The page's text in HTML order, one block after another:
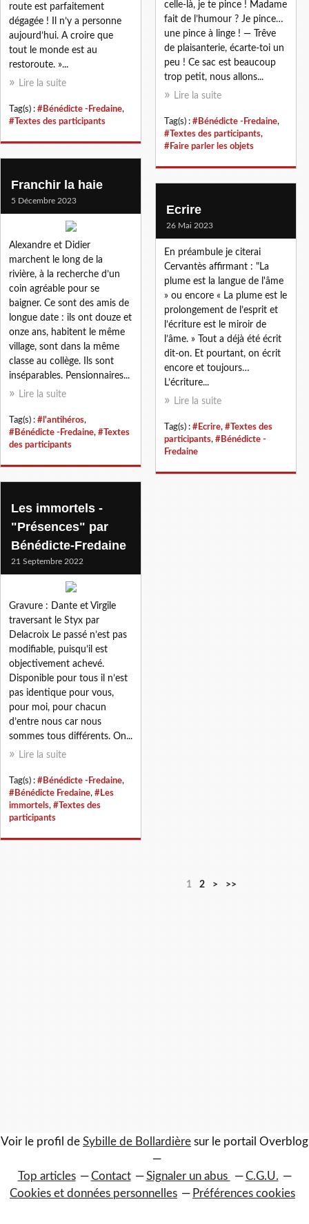
route est parfaitement
dégagée ! Il n’y a personne
aujourd’hui. A croire que
tout le monde est au
restoroute. »...
Lire la suite
Tag(s) : #Bénédicte -Fredaine,
#Textes des participants
celle-là, je te pince ! Madame
fait de l’humour ? Je pince…
une pince à linge ! — Trêve
de plaisanterie, écarte-toi un
peu ! Ce sac est beaucoup
trop petit, nous allons...
Lire la suite
Tag(s) : #Bénédicte -Fredaine,
#Textes des participants,
#Faire parler les objets
Franchir la haie
5 Décembre 2023
Alexandre et Didier
marchent le long de la
rivière, à la recherche d’un
coin agréable pour se
baigner. Ce sont des amis de
longue date : ils ont douze et
onze ans, habitent le même
village, sont dans la même
classe au collège. Ils sont
inséparables. Pensionnaires...
Lire la suite
Tag(s) : #l'antihéros,
#Bénédicte -Fredaine, #Textes
des participants
Ecrire
26 Mai 2023
En préambule je citerai
Cervantès affirmant : "La
plume est la langue de l'âme
» ou encore « La plume est le
prolongement de l’esprit et
l’écriture est le miroir de
l’âme. » Tout a déjà été écrit
dit-on. Et pourtant, on écrit
encore et toujours…
L’écriture...
Lire la suite
Tag(s) : #Ecrire, #Textes des
participants, #Bénédicte -
Fredaine
Les immortels -
"Présences" par
Bénédicte-Fredaine
21 Septembre 2022
Gravure : Dante et Virgile
traversant le Styx par
Delacroix Le passé n’est pas
modifiable, puisqu’il est
objectivement achevé.
Disponible pour tous il n’est
pas identique pour vous,
pour moi, pour chacun
d’entre nous car nous
sommes tous différents. On...
Lire la suite
Tag(s) : #Bénédicte -Fredaine,
#Bénédicte Fredaine, #Les
immortels, #Textes des
participants
1 2 > >>
Voir le profil de Sybille de Bollardière sur le portail Overblog
Top articles Contact Signaler un abus
C.G.U.
Cookies et données personnelles
Préférences cookies